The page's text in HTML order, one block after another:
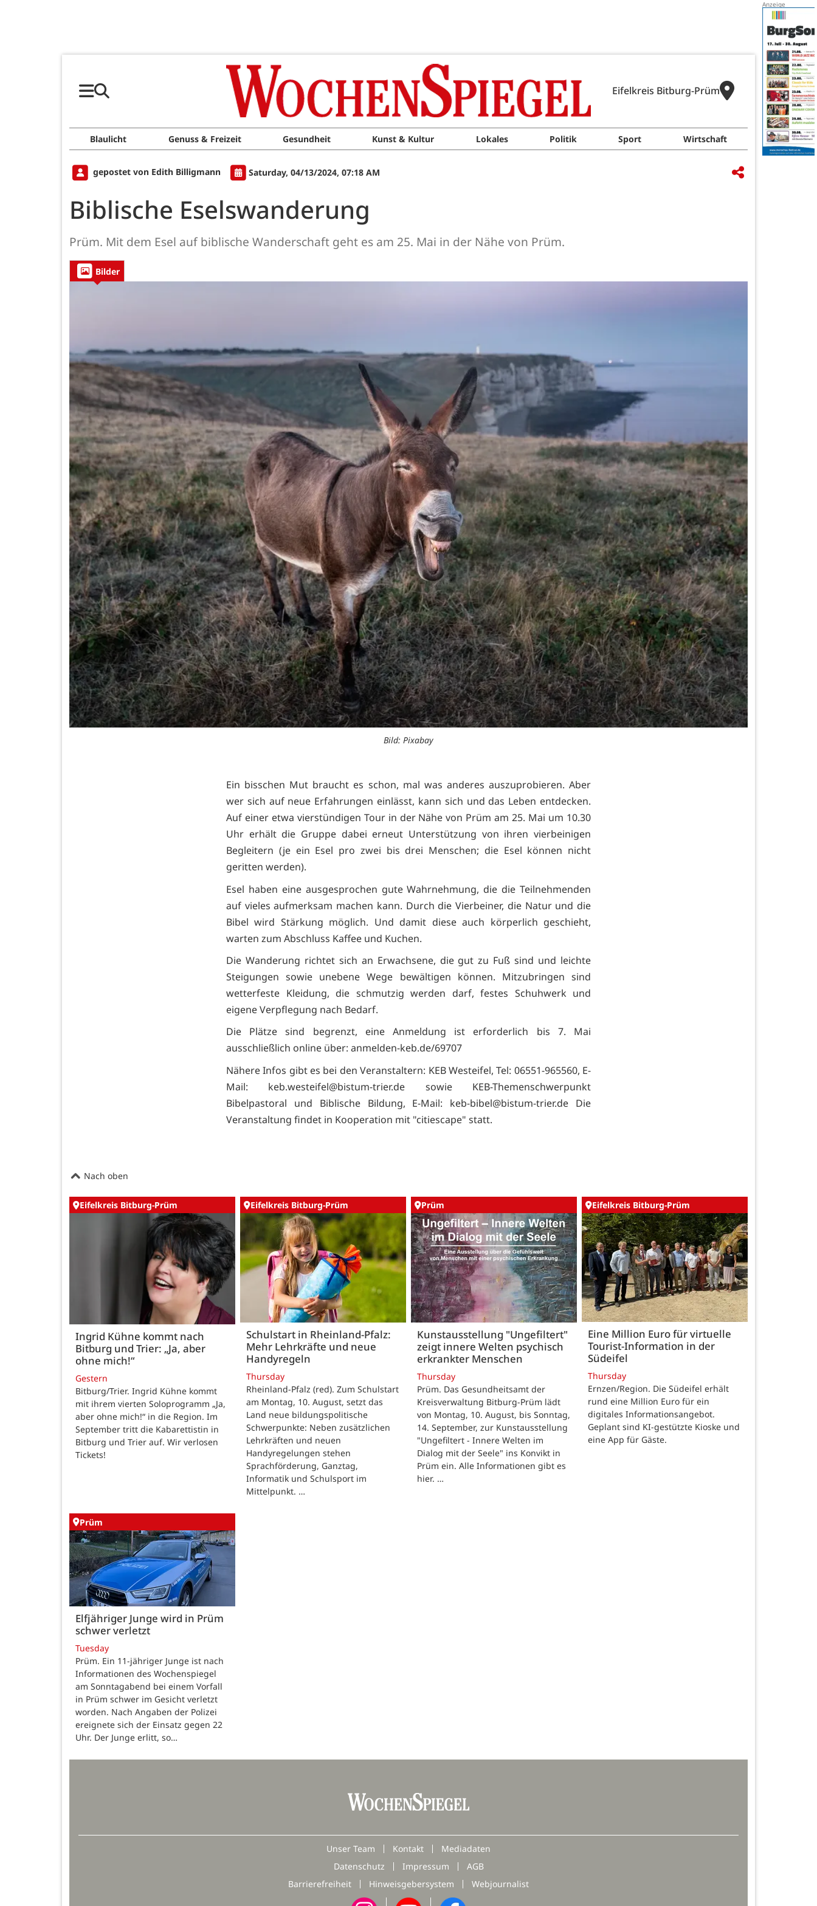
Eifelkreis Bitburg-Prüm
Blaulicht Genuss & Freizeit Gesundheit Kunst & Kultur Lokales Politik Sport Wirtschaft
gepostet von Edith Billigmann Saturday, 04/13/2024, 07:18 AM
Biblische Eselswanderung
Prüm. Mit dem Esel auf biblische Wanderschaft geht es am 25. Mai in der Nähe von Prüm.
Bilder
Bild: Pixabay
Ein bisschen Mut braucht es schon, mal was anderes auszuprobieren. Aber
wer sich auf neue Erfahrungen einlässt, kann sich und das Leben entdecken.
Auf einer etwa vierstündigen Tour in der Nähe von Prüm am 25. Mai um 10.30
Uhr erhält die Gruppe dabei erneut Unterstützung von ihren vierbeinigen
Begleitern (je ein Esel pro zwei bis drei Menschen; die Esel können nicht
geritten werden).
Esel haben eine ausgesprochen gute Wahrnehmung, die die Teilnehmenden
auf vieles aufmerksam machen kann. Durch die Vierbeiner, die Natur und die
Bibel wird Stärkung möglich. Und damit diese auch körperlich geschieht,
warten zum Abschluss Kaffee und Kuchen.
Die Wanderung richtet sich an Erwachsene, die gut zu Fuß sind und leichte
Steigungen sowie unebene Wege bewältigen können. Mitzubringen sind
wetterfeste Kleidung, die schmutzig werden darf, festes Schuhwerk und
eigene Verpflegung nach Bedarf.
Die Plätze sind begrenzt, eine Anmeldung ist erforderlich bis 7. Mai
ausschließlich online über: anmelden-keb.de/69707
Nähere Infos gibt es bei den Veranstaltern: KEB Westeifel, Tel: 06551-965560, E-
Mail: keb.westeifel@bistum-trier.de sowie KEB-Themenschwerpunkt
Bibelpastoral und Biblische Bildung, E-Mail: keb-bibel@bistum-trier.de Die
Veranstaltung findet in Kooperation mit "citiescape" statt.
Nach oben
Eifelkreis Bitburg-Prüm
Ingrid Kühne kommt nach
Bitburg und Trier: „Ja, aber
ohne mich!“
Gestern
Bitburg/Trier. Ingrid Kühne kommt
mit ihrem vierten Soloprogramm „Ja,
aber ohne mich!“ in die Region. Im
September tritt die Kabarettistin in
Bitburg und Trier auf. Wir verlosen
Tickets!
Eifelkreis Bitburg-Prüm
Schulstart in Rheinland-Pfalz:
Mehr Lehrkräfte und neue
Handyregeln
Thursday
Rheinland-Pfalz (red). Zum Schulstart
am Montag, 10. August, setzt das
Land neue bildungspolitische
Schwerpunkte: Neben zusätzlichen
Lehrkräften und neuen
Handyregelungen stehen
Sprachförderung, Ganztag,
Informatik und Schulsport im
Mittelpunkt. …
Prüm
Kunstausstellung "Ungefiltert"
zeigt innere Welten psychisch
erkrankter Menschen
Thursday
Prüm. Das Gesundheitsamt der
Kreisverwaltung Bitburg-Prüm lädt
von Montag, 10. August, bis Sonntag,
14. September, zur Kunstausstellung
"Ungefiltert - Innere Welten im
Dialog mit der Seele" ins Konvikt in
Prüm ein. Alle Informationen gibt es
hier. …
Eifelkreis Bitburg-Prüm
Eine Million Euro für virtuelle
Tourist-Information in der
Südeifel
Thursday
Ernzen/Region. Die Südeifel erhält
rund eine Million Euro für ein
digitales Informationsangebot.
Geplant sind KI-gestützte Kioske und
eine App für Gäste.
Prüm
Elfjähriger Junge wird in Prüm
schwer verletzt
Tuesday
Prüm. Ein 11-jähriger Junge ist nach
Informationen des Wochenspiegel
am Sonntagabend bei einem Vorfall
in Prüm schwer im Gesicht verletzt
worden. Nach Angaben der Polizei
ereignete sich der Einsatz gegen 22
Uhr. Der Junge erlitt, so…
Unser Team Kontakt
Mediadaten
Datenschutz
Impressum
AGB
Barrierefreiheit
Hinweisgebersystem Webjournalist